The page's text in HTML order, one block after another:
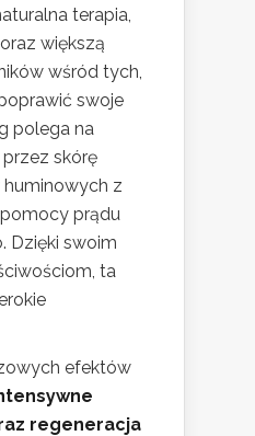
terapia,
większą
wśród tych,
swoje
polega na
skórę
z
prądu
Dzięki swoim
ta
efektów
regeneracja